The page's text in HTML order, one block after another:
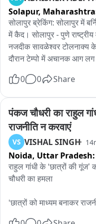
Solapur,
सोलापुर ब्रेकिंग: सोलापुर में
में कैद। सोलापुर - पुणे राष्ट्रीय
नजदीक सावळेश्वर टोलनाक्य
दौरान टेम्पो में अचानक आग
0 0 Share
पंकज चौधरी का राहुल
राजनीति न करवाएं
VS VISHAL SINGH
Noida, Uttar Pradesh:
राहुल गांधी के ‘छात्रों की
चौधरी का हमला
‘छात्रों को माध्यम बनाकर